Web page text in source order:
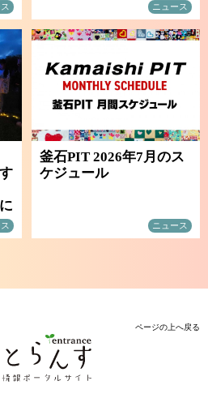
ニュース
釜石PIT 2026年7月のス
ケジュール
ニュース
ページの上へ戻る